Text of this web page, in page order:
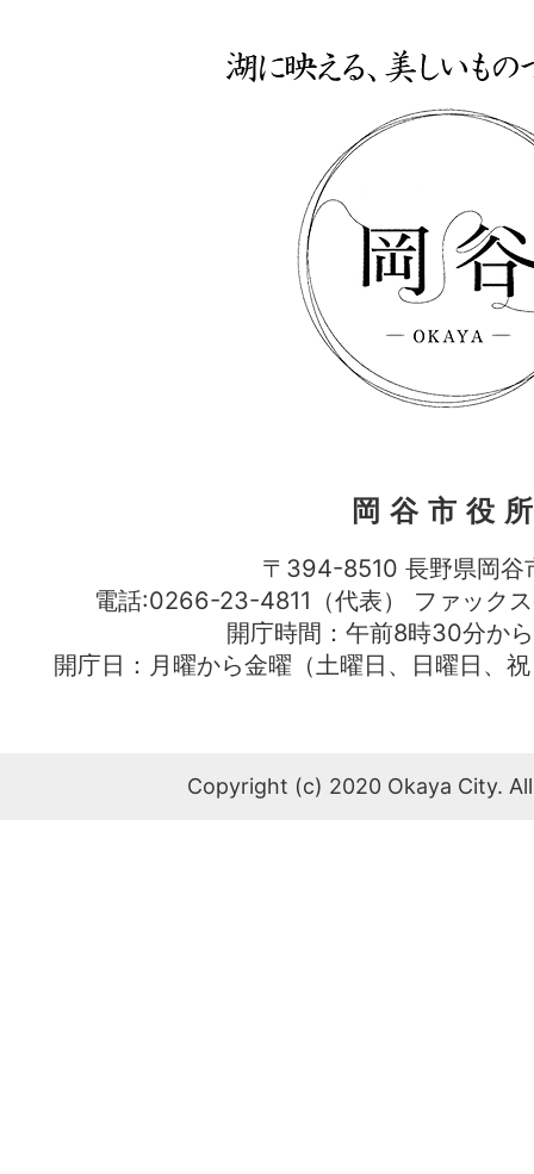
岡谷市役
〒394-8510 長野県岡谷
電話:0266-23-4811（代表） ファッ
開庁時間：午前8時30分か
開庁日：月曜から金曜（土曜日、日曜日、
Copyright (c) 2020 Okaya City.